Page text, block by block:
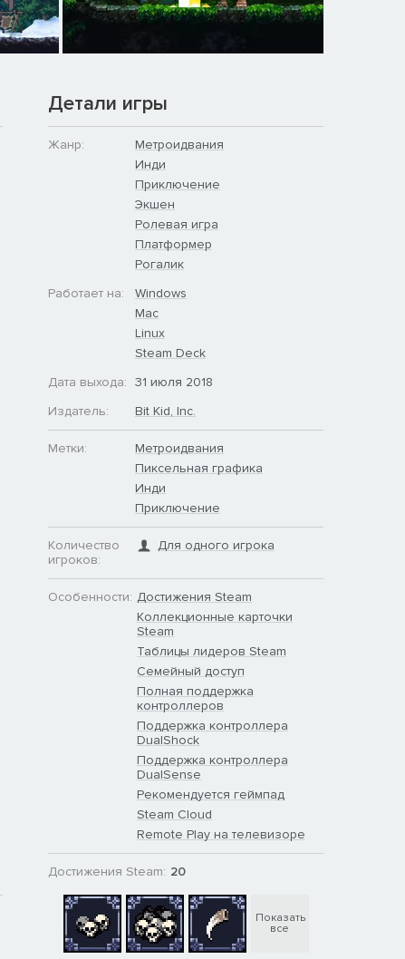
Детали игры
Жанр:
Метроидвания
Инди
Приключение
Экшен
Ролевая игра
Платформер
Рогалик
Работает на:
Windows
Mac
Linux
Steam Deck
Дата выхода: 31 июля 2018
Издатель:
Bit Kid, Inc.
Метки:
Метроидвания
Пиксельная графика
Инди
Приключение
Количество
игроков:
Для одного игрока
Особенности: Достижения Steam
Коллекционные карточки
Steam
Таблицы лидеров Steam
Семейный доступ
Полная поддержка
контроллеров
Поддержка контроллера
DualShock
Поддержка контроллера
DualSense
Рекомендуется геймпад
Steam Cloud
Remote Play на телевизоре
Достижения Steam: 20
Показать
все